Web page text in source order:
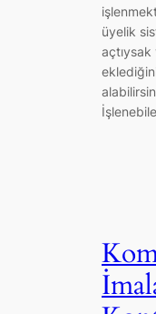
üyelik